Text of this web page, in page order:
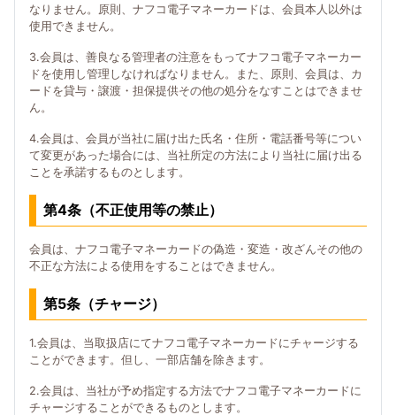
なりません。原則、ナフコ電子マネーカードは、会員本人以外は
使用できません。
3.会員は、善良なる管理者の注意をもってナフコ電子マネーカー
ドを使用し管理しなければなりません。また、原則、会員は、カ
ードを貸与・譲渡・担保提供その他の処分をなすことはできませ
ん。
4.会員は、会員が当社に届け出た氏名・住所・電話番号等につい
て変更があった場合には、当社所定の方法により当社に届け出る
ことを承諾するものとします。
第4条（不正使用等の禁止）
会員は、ナフコ電子マネーカードの偽造・変造・改ざんその他の
不正な方法による使用をすることはできません。
第5条（チャージ）
1.会員は、当取扱店にてナフコ電子マネーカードにチャージする
ことができます。但し、一部店舗を除きます。
2.会員は、当社が予め指定する方法でナフコ電子マネーカードに
チャージすることができるものとします。